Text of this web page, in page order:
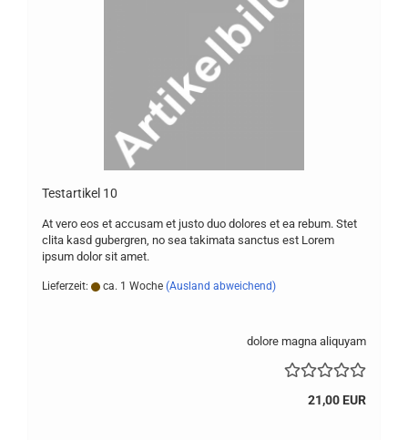
Te­st­ar­ti­kel 10
At vero eos et ac­cu­sam et justo duo do­lo­res et ea rebum. Stet
clita kasd gu­ber­gren, no sea ta­ki­ma­ta sanc­tus est Lorem
ipsum dolor sit amet.
Lieferzeit: ca. 1 Woche (Ausland abweichend)
dolore magna aliquyam
21,00 EUR